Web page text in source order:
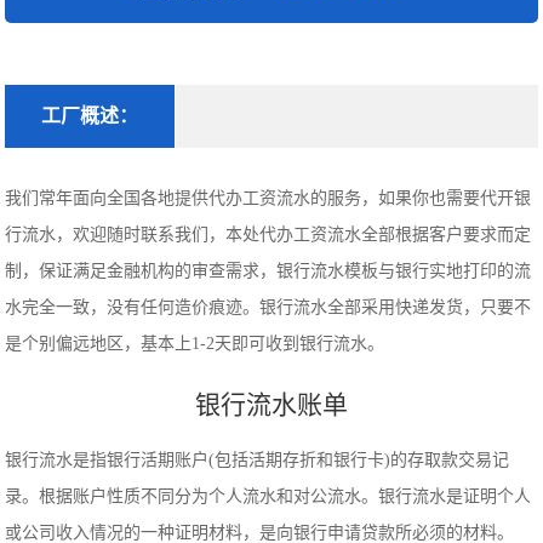
工厂概述：
我们常年面向全国各地提供代办工资流水的服务，如果你也需要代开银
行流水，欢迎随时联系我们，本处代办工资流水全部根据客户要求而定
制，保证满足金融机构的审查需求，银行流水模板与银行实地打印的流
水完全一致，没有任何造价痕迹。银行流水全部采用快递发货，只要不
是个别偏远地区，基本上1-2天即可收到银行流水。
银行流水账单
银行流水是指银行活期账户(包括活期存折和银行卡)的存取款交易记
录。根据账户性质不同分为个人流水和对公流水。银行流水是证明个人
或公司收入情况的一种证明材料，是向银行申请贷款所必须的材料。